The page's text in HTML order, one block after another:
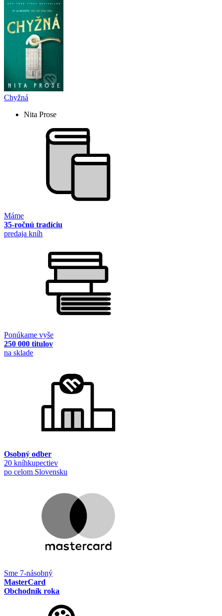
Chyžná
Nita Prose
Máme
35-ročnú tradíciu
predaja kníh
Ponúkame vyše
250 000 titulov
na sklade
Osobný odber
20 kníhkupectiev
po celom Slovensku
Sme 7-násobný
MasterCard
Obchodník roka